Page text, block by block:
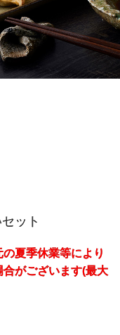
ット
夏季休業等により
がございます(最大